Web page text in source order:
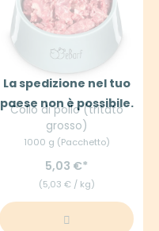
La spedizione nel tuo
paese non è possibile.
Collo di pollo (tritato
grosso)
1000 g (Pacchetto)
5,03 €
(5,03 € / kg)